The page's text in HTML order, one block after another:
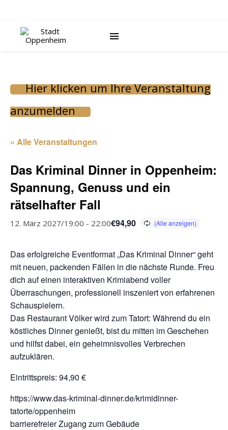
Hier klicken um Ihre Veranstaltung
anzumelden
« Alle Veranstaltungen
Das Kriminal Dinner in Oppenheim:
Spannung, Genuss und ein
rätselhafter Fall
12. März 2027/19:00 - 22:00€94,90
Das erfolgreiche Eventformat „Das Kriminal Dinner“ geht
mit neuen, packenden Fällen in die nächste Runde. Freu
dich auf einen interaktiven Krimiabend voller
Überraschungen, professionell inszeniert von erfahrenen
Schauspielern.
Das Restaurant Völker wird zum Tatort: Während du ein
köstliches Dinner genießt, bist du mitten im Geschehen
und hilfst dabei, ein geheimnisvolles Verbrechen
aufzuklären.
Eintrittspreis: 94,90 €
https://www.das-kriminal-dinner.de/krimidinner-
tatorte/oppenheim
barrierefreier Zugang zum Gebäude